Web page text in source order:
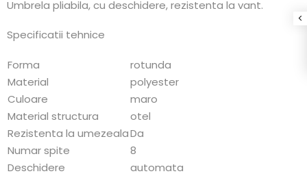
Umbrela pliabila, cu deschidere, rezistenta la vant.
Specificatii tehnice
Forma
rotunda
Material
polyester
Culoare
maro
Material structura
otel
Rezistenta la umezealaDa
Numar spite
8
Deschidere
automata